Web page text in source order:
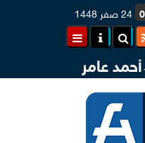
24 صفر 1448
أحمد عامر